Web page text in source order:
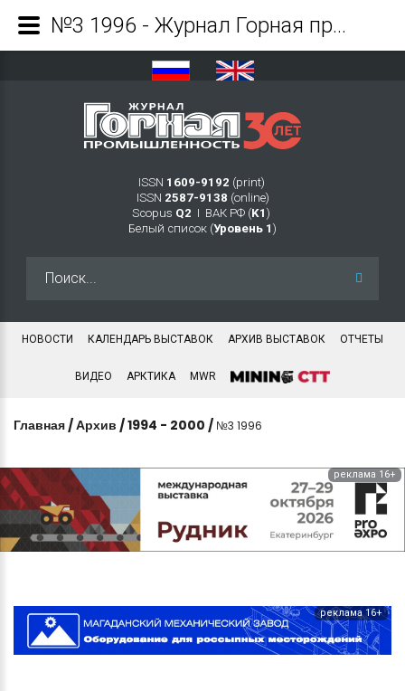
ISSN 1609-9192 (print)
ISSN 2587-9138 (online)
Scopus Q2 Ι ВАК РФ (K1 )
Белый список (Уровень 1 )
НОВОСТИ КАЛЕНДАРЬ ВЫСТАВОК АРХИВ ВЫСТАВОК ОТЧЕТЫ
ВИДЕО АРКТИКА MWR
Главная /Архив /1994 - 2000 / №3 1996
реклама 16+
реклама 16+
№3 1996 - Журнал Горная промышленность